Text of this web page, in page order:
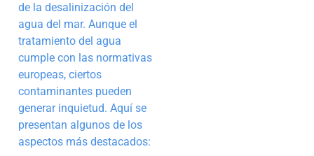
de la desalinización del
agua del mar. Aunque el
tratamiento del agua
cumple con las normativas
europeas, ciertos
contaminantes pueden
generar inquietud. Aquí se
presentan algunos de los
aspectos más destacados: